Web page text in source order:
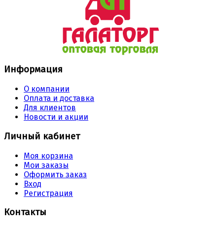
Информация
О компании
Оплата и доставка
Для клиентов
Новости и акции
Личный кабинет
Моя корзина
Мои заказы
Оформить заказ
Вход
Регистрация
Контакты